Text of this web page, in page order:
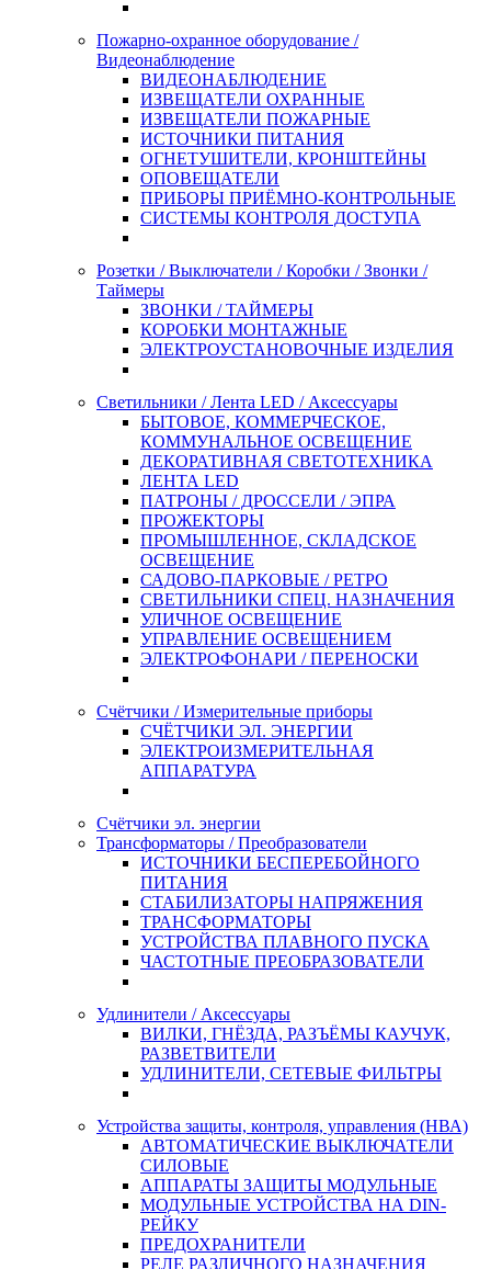
Пожарно-охранное оборудование /
Видеонаблюдение
ВИДЕОНАБЛЮДЕНИЕ
ИЗВЕЩАТЕЛИ ОХРАННЫЕ
ИЗВЕЩАТЕЛИ ПОЖАРНЫЕ
ИСТОЧНИКИ ПИТАНИЯ
ОГНЕТУШИТЕЛИ, КРОНШТЕЙНЫ
ОПОВЕЩАТЕЛИ
ПРИБОРЫ ПРИЁМНО-КОНТРОЛЬНЫЕ
СИСТЕМЫ КОНТРОЛЯ ДОСТУПА
Розетки / Выключатели / Коробки / Звонки /
Таймеры
ЗВОНКИ / ТАЙМЕРЫ
КОРОБКИ МОНТАЖНЫЕ
ЭЛЕКТРОУСТАНОВОЧНЫЕ ИЗДЕЛИЯ
Светильники / Лента LED / Аксессуары
БЫТОВОЕ, КОММЕРЧЕСКОЕ,
КОММУНАЛЬНОЕ ОСВЕЩЕНИЕ
ДЕКОРАТИВНАЯ СВЕТОТЕХНИКА
ЛЕНТА LED
ПАТРОНЫ / ДРОССЕЛИ / ЭПРА
ПРОЖЕКТОРЫ
ПРОМЫШЛЕННОЕ, СКЛАДСКОЕ
ОСВЕЩЕНИЕ
САДОВО-ПАРКОВЫЕ / РЕТРО
СВЕТИЛЬНИКИ СПЕЦ. НАЗНАЧЕНИЯ
УЛИЧНОЕ ОСВЕЩЕНИЕ
УПРАВЛЕНИЕ ОСВЕЩЕНИЕМ
ЭЛЕКТРОФОНАРИ / ПЕРЕНОСКИ
Счётчики / Измерительные приборы
СЧЁТЧИКИ ЭЛ. ЭНЕРГИИ
ЭЛЕКТРОИЗМЕРИТЕЛЬНАЯ
АППАРАТУРА
Счётчики эл. энергии
Трансформаторы / Преобразователи
ИСТОЧНИКИ БЕСПЕРЕБОЙНОГО
ПИТАНИЯ
СТАБИЛИЗАТОРЫ НАПРЯЖЕНИЯ
ТРАНСФОРМАТОРЫ
УСТРОЙСТВА ПЛАВНОГО ПУСКА
ЧАСТОТНЫЕ ПРЕОБРАЗОВАТЕЛИ
Удлинители / Аксессуары
ВИЛКИ, ГНЁЗДА, РАЗЪЁМЫ КАУЧУК,
РАЗВЕТВИТЕЛИ
УДЛИНИТЕЛИ, СЕТЕВЫЕ ФИЛЬТРЫ
Устройства защиты, контроля, управления (НВА)
АВТОМАТИЧЕСКИЕ ВЫКЛЮЧАТЕЛИ
СИЛОВЫЕ
АППАРАТЫ ЗАЩИТЫ МОДУЛЬНЫЕ
МОДУЛЬНЫЕ УСТРОЙСТВА НА DIN-
РЕЙКУ
ПРЕДОХРАНИТЕЛИ
РЕЛЕ РАЗЛИЧНОГО НАЗНАЧЕНИЯ